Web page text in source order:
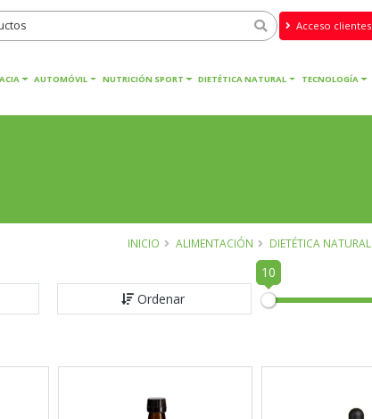
Acceso clientes
AUTOMÓVIL NUTRICIÓN SPORT DIETÉTICA NATURAL TECNOLOGÍA
INICIO ALIMENTACIÓN DIETÉTICA NATURAL
Ordenar
10